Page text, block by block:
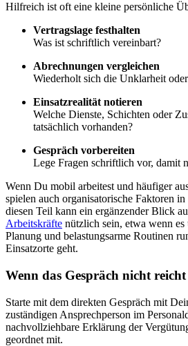
Hilfreich ist oft eine kleine persönliche
Vertragslage festhalten
Was ist schriftlich vereinbart?
Abrechnungen vergleichen
Wiederholt sich die Unklarheit
Einsatzrealität notieren
Welche Dienste, Schichten oder
tatsächlich vorhanden?
Gespräch vorbereiten
Lege Fragen schriftlich vor, damit
Wenn Du mobil arbeitest und häufiger
spielen auch organisatorische Faktoren
diesen Teil kann ein ergänzender Blick
Arbeitskräfte nützlich sein, etwa wenn
Planung und belastungsarme Routinen
Einsatzorte geht.
Wenn das Gespräch nicht reicht
Starte mit dem direkten Gespräch mit
zuständigen Ansprechperson im
nachvollziehbare Erklärung der
geordnet mit.